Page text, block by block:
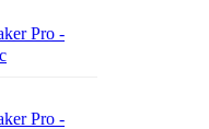
Pro -
Pro -